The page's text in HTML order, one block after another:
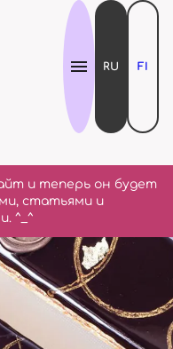
и теперь он будет
статьями и
^_^
RU FI